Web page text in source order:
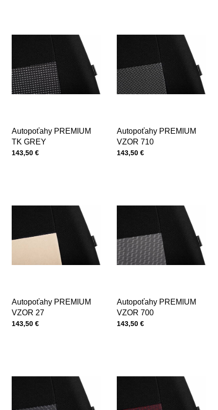
Autopoťahy PREMIUM
TK GREY
Cena s DPH
143,50 €
Autopoťahy PREMIUM
VZOR 710
Cena s DPH
143,50 €
Autopoťahy PREMIUM
VZOR 27
Cena s DPH
143,50 €
Autopoťahy PREMIUM
VZOR 700
Cena s DPH
143,50 €